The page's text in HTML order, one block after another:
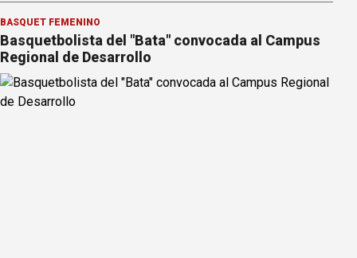
BÁSQUET FEMENINO
Basquetbolista del "Bata" convocada al Campus
Regional de Desarrollo